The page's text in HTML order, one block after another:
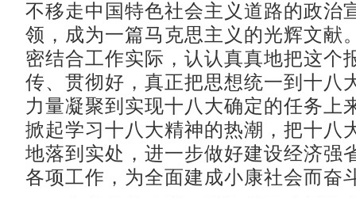
不移走中国特色社会主义道路的政治
领，成为一篇马克思主义的光辉文献
密结合工作实际，认认真真地把这个
传、贯彻好，真正把思想统一到十八
力量凝聚到实现十八大确定的任务上
掀起学习十八大精神的热潮，把十八
地落到实处，进一步做好建设经济强
各项工作，为全面建成小康社会而奋